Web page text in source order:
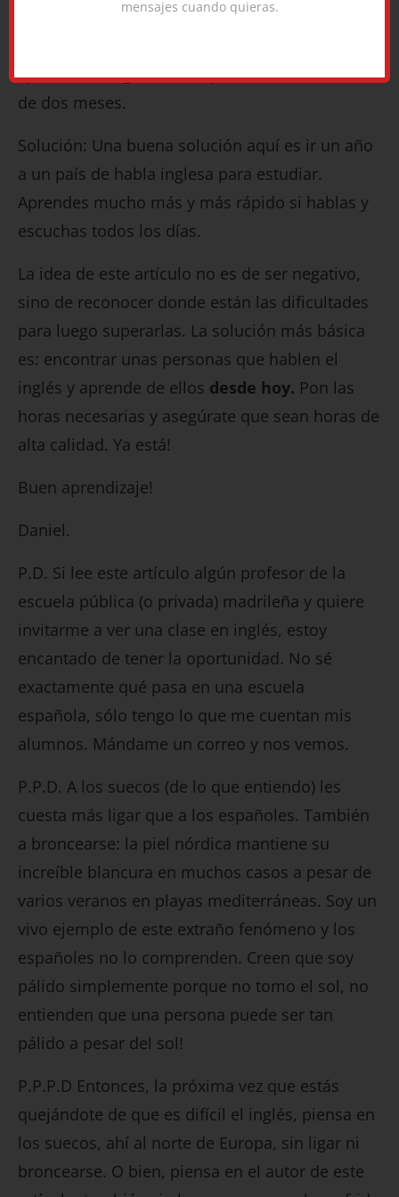
momento. Para ellos he escrito el (ahora
aprender el inglés?La respuesta: bastante más
de dos meses.
Solución: Una buena solución aquí es ir un año
a un país de habla inglesa para estudiar.
Aprendes mucho más y más rápido si hablas y
escuchas todos los días.
La idea de este artículo no es de ser negativo,
sino de reconocer donde están las dificultades
para luego superarlas. La solución más básica
es: encontrar unas personas que hablen el
inglés y aprende de ellos desde hoy. Pon las
horas necesarias y asegúrate que sean horas de
alta calidad. Ya está!
Buen aprendizaje!
Daniel.
P.D. Si lee este artículo algún profesor de la
escuela pública (o privada) madrileña y quiere
invitarme a ver una clase en inglés, estoy
encantado de tener la oportunidad. No sé
exactamente qué pasa en una escuela
española, sólo tengo lo que me cuentan mis
alumnos. Mándame un correo y nos vemos.
P.P.D. A los suecos (de lo que entiendo) les
cuesta más ligar que a los españoles. También
a broncearse: la piel nórdica mantiene su
increíble blancura en muchos casos a pesar de
varios veranos en playas mediterráneas. Soy un
vivo ejemplo de este extraño fenómeno y los
españoles no lo comprenden. Creen que soy
pálido simplemente porque no tomo el sol, no
entienden que una persona puede ser tan
pálido a pesar del sol!
P.P.P.D Entonces, la próxima vez que estás
quejándote de que es difícil el inglés, piensa en
los suecos, ahí al norte de Europa, sin ligar ni
broncearse. O bien, piensa en el autor de este
mensajes cuando quieras.